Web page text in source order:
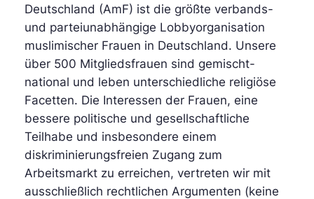
Deutschland (AmF) ist die größte verbands-
und parteiunabhängige Lobbyorganisation
muslimischer Frauen in Deutschland. Unsere
über 500 Mitgliedsfrauen sind gemischt-
national und leben unterschiedliche religiöse
Facetten. Die Interessen der Frauen, eine
bessere politische und gesellschaftliche
Teilhabe und insbesondere einem
diskriminierungsfreien Zugang zum
Arbeitsmarkt zu erreichen, vertreten wir mit
ausschließlich rechtlichen Argumenten (keine